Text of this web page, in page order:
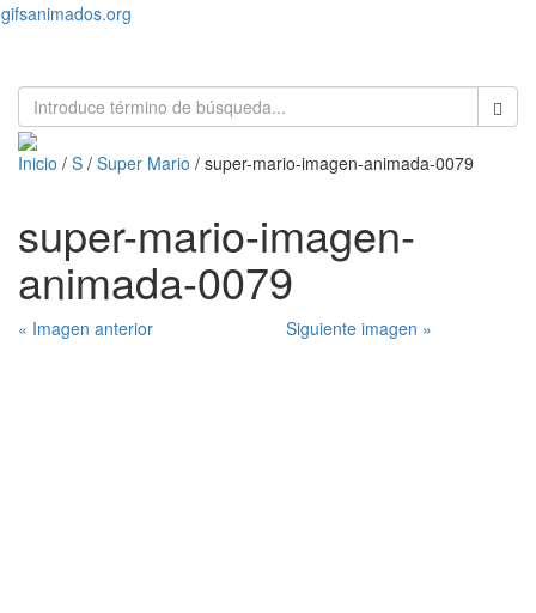
gifsanimados.org
Inicio / S / Super Mario / super-mario-imagen-animada-0079
super-mario-imagen-
animada-0079
« Imagen anterior Siguiente imagen »